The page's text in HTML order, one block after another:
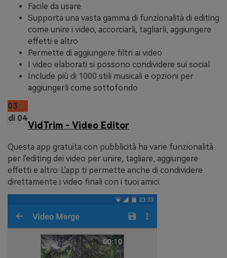
Facile da usare
Supporta una vasta gamma di funzionalità di editing
come unire i video, accorciarli, tagliarli, aggiungere
effetti e altro
Permette di aggiungere filtri ai video
I video elaborati si possono condividere sui social
Include più di 1000 stili musicali e opzioni per
aggiungerli come sottofondo
03
di 04
VidTrim - Video Editor
Questa app gratuita con pubblicità ha varie funzionalità
per l'editing dei video per unire, tagliare, aggiungere
effetti e altro. L'app ti permette anche di condividere
direttamente i video finali con i tuoi amici.